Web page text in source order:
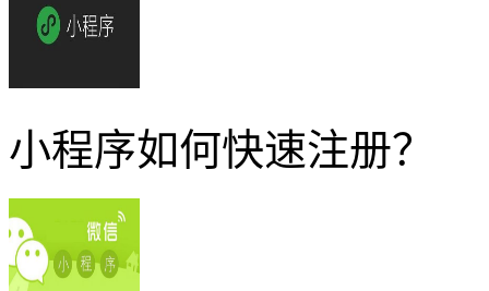
小程序如何快速注册？